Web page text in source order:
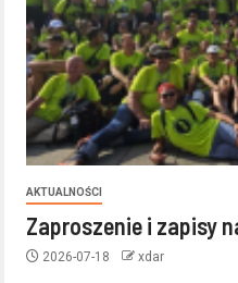
AKTUALNOŚCI
Zaproszenie i zapisy
2026-07-18 xdar